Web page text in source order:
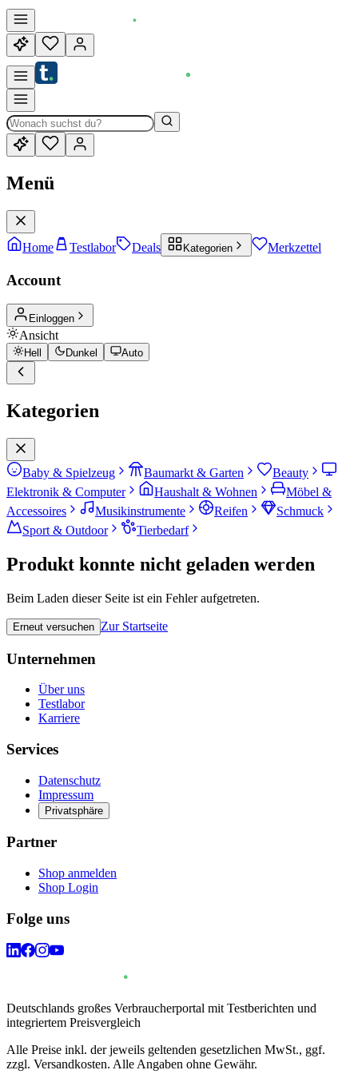
Menü
Home Testlabor Deals Kategorien Merkzettel
Account
Einloggen
Ansicht
Hell Dunkel Auto
Kategorien
Baby & Spielzeug Baumarkt & Garten
Beauty
Elektronik & Computer
Haushalt & Wohnen
Möbel &
Accessoires
Musikinstrumente Reifen
Schmuck
Sport & Outdoor
Tierbedarf
Produkt konnte nicht geladen werden
Beim Laden dieser Seite ist ein Fehler aufgetreten.
Erneut versuchen Zur Startseite
Unternehmen
Über uns
Testlabor
Karriere
Services
Datenschutz
Impressum
Privatsphäre
Partner
Shop anmelden
Shop Login
Folge uns
Deutschlands großes Verbraucherportal mit Testberichten und
integriertem Preisvergleich
Alle Preise inkl. der jeweils geltenden gesetzlichen MwSt., ggf.
zzgl. Versandkosten. Alle Angaben ohne Gewähr.